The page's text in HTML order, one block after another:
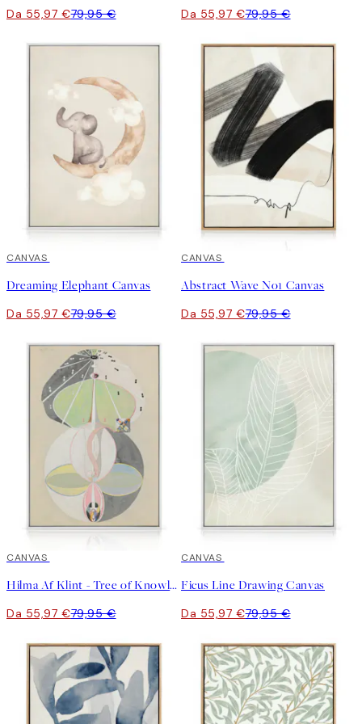
Da 55,97 €79,95 € Da 55,97 €79,95 €
30%*
CANVAS
Dreaming Elephant Canvas
Da 55,97 €79,95 €
30%*
CANVAS
Abstract Wave No1 Canvas
Da 55,97 €79,95 €
30%*
CANVAS
Hilma Af Klint - Tree of Knowledge, No. 5 Canvas
Da 55,97 €79,95 €
30%*
CANVAS
Ficus Line Drawing Canvas
Da 55,97 €79,95 €